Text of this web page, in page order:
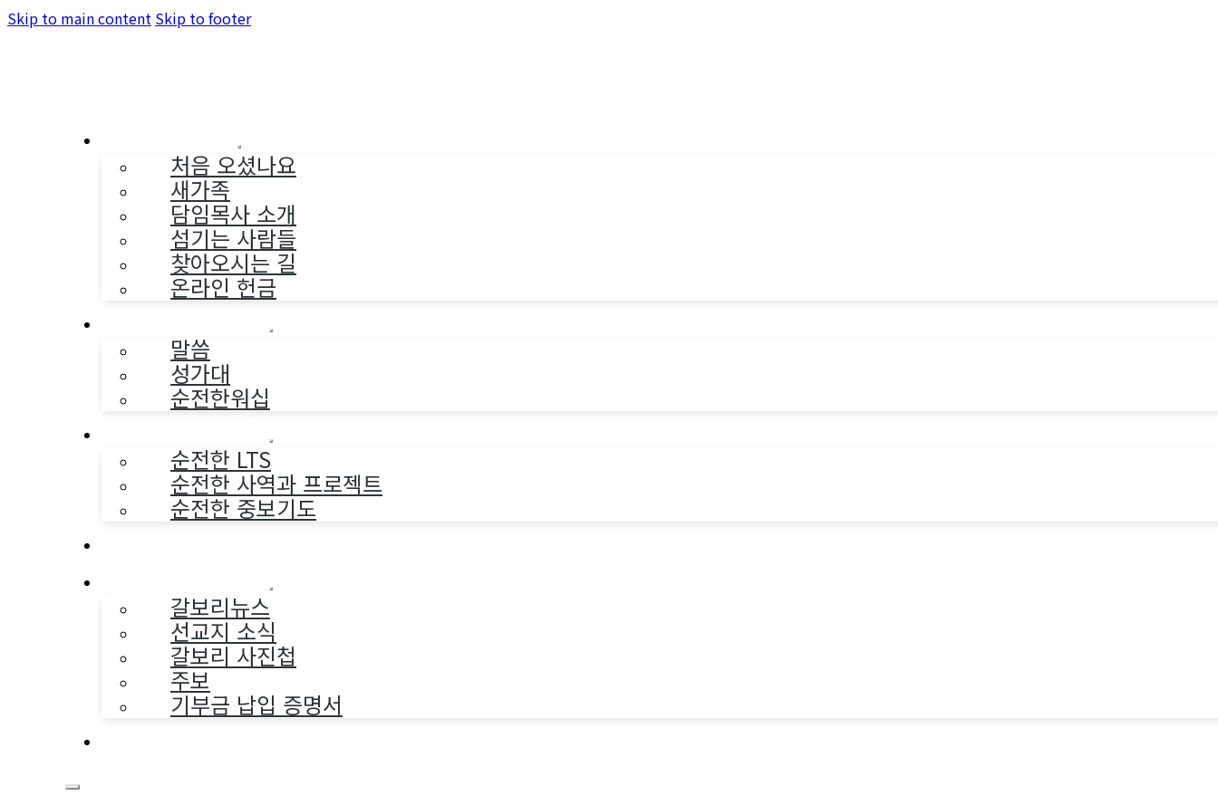
Skip to main content Skip to footer
처음 오셨나요
새가족
담임목사 소개
섬기는 사람들
찾아오시는 길
온라인 헌금
말씀
성가대
순전한워십
순전한 LTS
순전한 사역과 프로젝트
순전한 중보기도
갈보리뉴스
선교지 소식
갈보리 사진첩
주보
기부금 납입 증명서